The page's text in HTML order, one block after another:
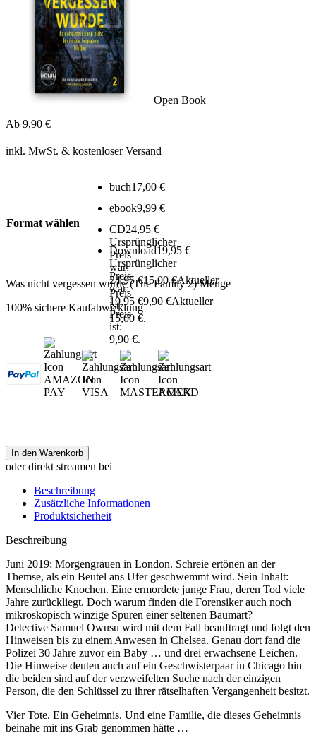
Open Book
Ab 9,90 €
inkl. MwSt. & kostenloser Versand
Format wählen
buch17,00 €
ebook9,99 €
CD24,95€
Ursprünglicher
Preis
war:
24,95 €15,00€Aktueller
Preis
ist:
15,00 €.
Download19,95€
Ursprünglicher
Preis
war:
19,95 €9,90 €Aktueller
Preis
ist:
9,90 €.
Was nicht vergessen wurde (The Family 2) Menge
100% sichere Kaufabwicklung
In den Warenkorb
oder direkt streamen bei
Beschreibung
Zusätzliche Informationen
Produktsicherheit
Beschreibung
Juni 2019: Morgengrauen in London. Schreie ertönen an der
Themse, als ein Beutel ans Ufer geschwemmt wird. Sein Inhalt:
Menschliche Knochen. Eine ermordete junge Frau, deren Tod viele
Jahre zurückliegt. Doch warum finden die Forensiker auch noch
mikroskopisch winzige Spuren einer seltenen Baumart?
Detective Samuel Owusu wird mit dem Fall beauftragt und folgt den
Hinweisen bis zu einem Anwesen in Chelsea. Genau dort fand die
Polizei 30 Jahre zuvor ein Baby … und drei erwachsene Leichen.
Die Hinweise deuten auch auf ein Geschwisterpaar in Chicago hin –
die beiden sind auf der verzweifelten Suche nach der einzigen
Person, die den Schlüssel zu ihrer rätselhaften Vergangenheit besitzt.
Vier Tote. Ein Geheimnis. Und eine Familie, die dieses Geheimnis
beinahe mit ins Grab genommen hätte …